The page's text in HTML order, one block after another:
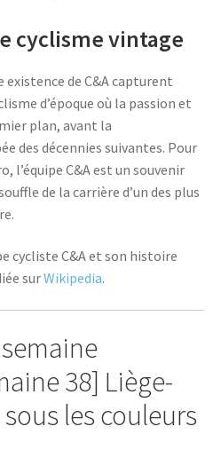
cyclisme vintage
de C&A capturent
d’époque où la passion et
plan, avant la
des décennies suivantes. Pour
l’équipe C&A est un souvenir
de la carrière d’un des plus
cycliste C&A et son histoire
surWikipedia.
38] Liège-
les couleurs